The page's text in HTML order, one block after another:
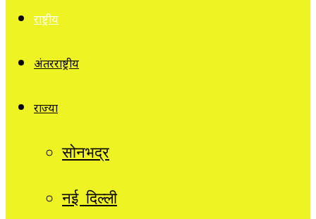
राष्ट्रीय
अंतरराष्ट्रीय
राज्यों
सोनभद्र
नई दिल्ली